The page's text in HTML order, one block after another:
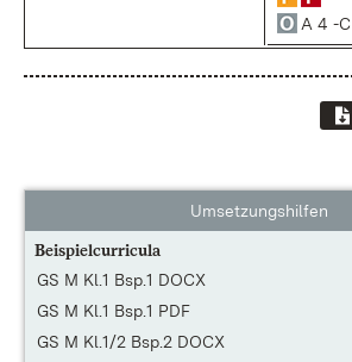
A 4 -
Umsetzungshilfen
Beispielcurricula
GS M Kl.1 Bsp.1 DOCX
GS M Kl.1 Bsp.1 PDF
GS M Kl.1/2 Bsp.2 DOCX